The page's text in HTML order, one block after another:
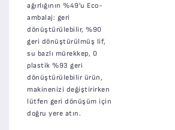
ağırlığının %49'u Eco-
ambalaj: geri
dönüştürülebilir, %90
geri dönüştürülmüş lif,
su bazlı mürekkep, 0
plastik %93 geri
dönüştürülebilir ürün,
makinenizi değiştirirken
lütfen geri dönüşüm için
doğru yere atın.